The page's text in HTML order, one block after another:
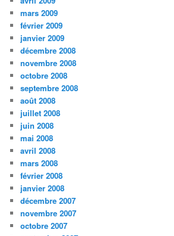
mars 2009
février 2009
janvier 2009
décembre 2008
novembre 2008
octobre 2008
septembre 2008
août 2008
juillet 2008
juin 2008
mai 2008
avril 2008
mars 2008
février 2008
janvier 2008
décembre 2007
novembre 2007
octobre 2007